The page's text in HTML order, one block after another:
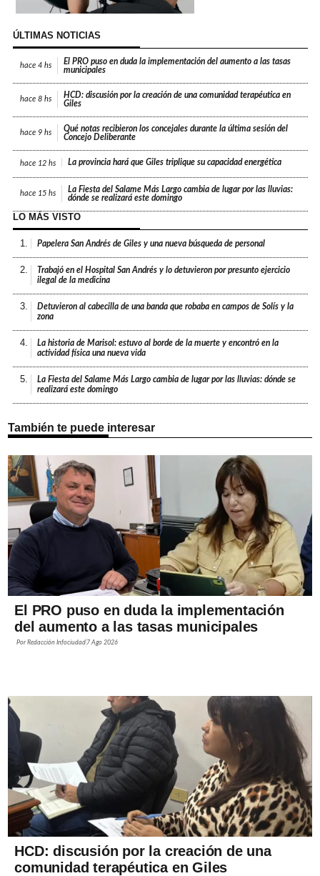
ÚLTIMAS NOTICIAS
hace 4 hs
El PRO puso en duda la implementación del aumento a las tasas
municipales
hace 8 hs
HCD: discusión por la creación de una comunidad terapéutica en
Giles
hace 9 hs
Qué notas recibieron los concejales durante la última sesión del
Concejo Deliberante
hace 12 hs La provincia hará que Giles triplique su capacidad energética
hace 15 hs
La Fiesta del Salame Más Largo cambia de lugar por las lluvias:
dónde se realizará este domingo
LO MÁS VISTO
1. Papelera San Andrés de Giles y una nueva búsqueda de personal
2.
Trabajó en el Hospital San Andrés y lo detuvieron por presunto ejercicio
ilegal de la medicina
3.
Detuvieron al cabecilla de una banda que robaba en campos de Solís y la
zona
4.
La historia de Marisol: estuvo al borde de la muerte y encontró en la
actividad física una nueva vida
5.
La Fiesta del Salame Más Largo cambia de lugar por las lluvias: dónde se
realizará este domingo
También te puede interesar
El PRO puso en duda la implementación
del aumento a las tasas municipales
PorRedacción Infociudad 7 Ago 2026
HCD: discusión por la creación de una
comunidad terapéutica en Giles